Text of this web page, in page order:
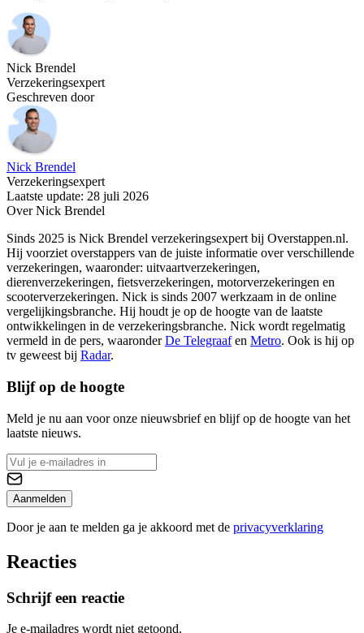
Nick Brendel
Verzekeringsexpert
Geschreven door
Nick Brendel
Verzekeringsexpert
Laatste update: 28 juli 2026
Over Nick Brendel
Sinds 2025 is Nick Brendel verzekeringsexpert bij Overstappen.nl.
Hij voorziet overstappers van de juiste informatie over verschillende
verzekeringen, waaronder: uitvaartverzekeringen,
dierenverzekeringen, fietsverzekeringen, motorverzekeringen en
scooterverzekeringen. Nick is sinds 2007 werkzaam in de online
vergelijkingsbranche. Hij houdt je op de hoogte van de laatste
ontwikkelingen in de verzekeringsbranche. Nick wordt regelmatig
vermeld in de pers, waaronderDe Telegraafen Metro. Ook is hij op
tv geweest bij Radar.
Blijf op de hoogte
Meld je nu aan voor onze nieuwsbrief en blijf op de hoogte van het
laatste nieuws.
Aanmelden
Door je aan te melden ga je akkoord met de privacyverklaring
Reacties
Schrijf een reactie
Je e-mailadres wordt niet getoond.